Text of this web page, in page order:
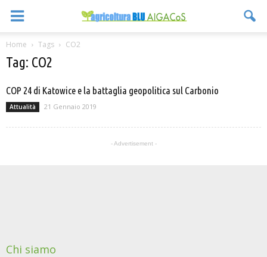
Home Tags CO2
Tag: CO2
COP 24 di Katowice e la battaglia geopolitica sul Carbonio
Attualità 21 Gennaio 2019
- Advertisement -
Chi siamo